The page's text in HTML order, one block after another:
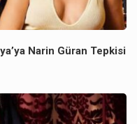
Narin Güran Tepkisi